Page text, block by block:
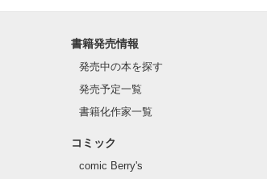
書籍発売情報
発売中の本を探す
発売予定一覧
書籍化作家一覧
コミック
comic Berry's